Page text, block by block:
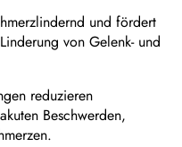
und fördert
von Gelenk- und
reduzieren
Beschwerden,